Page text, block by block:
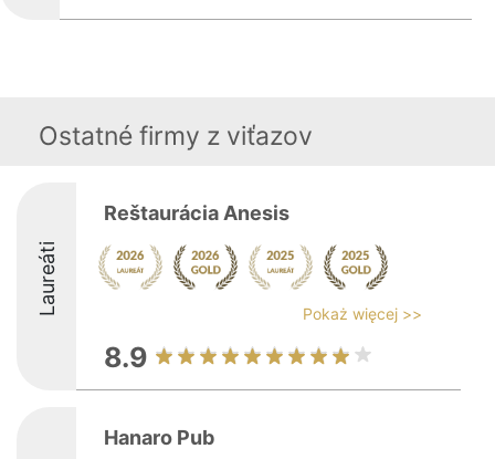
Ostatné firmy z viťazov
Laureáti
Reštaurácia Anesis
Pokaż więcej >>
8.9
Hanaro Pub